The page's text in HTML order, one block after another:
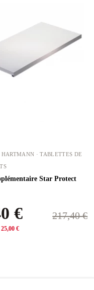
HARTMANN · TABLETTES DE
Star Protect
€ 217,40 €
€